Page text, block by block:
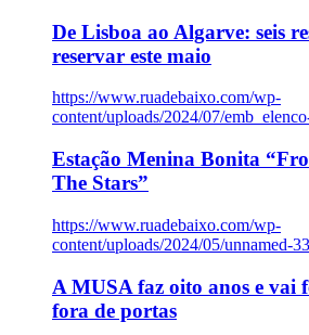
De Lisboa ao Algarve: seis
reservar este maio
https://www.ruadebaixo.com/wp-
content/uploads/2024/07/
Estação Menina Bonita
The Stars”
https://www.ruadebaixo.com/wp-
content/uploads/2024/05/unnamed-
A MUSA faz oito anos e vai
fora de portas